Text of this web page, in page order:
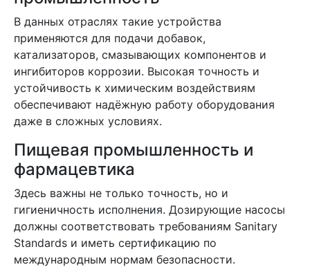
В данных отраслях такие устройства
применяются для подачи добавок,
катализаторов, смазывающих компонентов и
ингибиторов коррозии. Высокая точность и
устойчивость к химическим воздействиям
обеспечивают надёжную работу оборудования
даже в сложных условиях.
Пищевая промышленность и
фармацевтика
Здесь важны не только точность, но и
гигиеничность исполнения. Дозирующие насосы
должны соответствовать требованиям Sanitary
Standards и иметь сертификацию по
международным нормам безопасности.